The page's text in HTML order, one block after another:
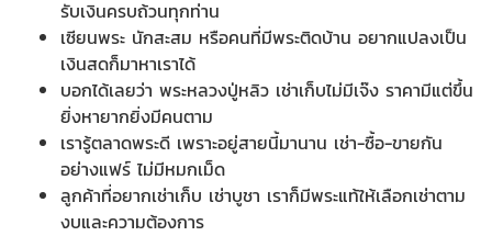
รับเงินครบถ้วนทุกท่าน
เซียนพระ นักสะสม หรือคนที่มีพระติดบ้าน อยากแปลงเป็น
เงินสดก็มาหาเราได้
บอกได้เลยว่า พระหลวงปู่หลิว เช่าเก็บไม่มีเจ๊ง ราคามีแต่ขึ้น
ยิ่งหายากยิ่งมีคนตาม
เรารู้ตลาดพระดี เพราะอยู่สายนี้มานาน เช่า-ซื้อ-ขายกัน
อย่างแฟร์ ไม่มีหมกเม็ด
ลูกค้าที่อยากเช่าเก็บ เช่าบูชา เราก็มีพระแท้ให้เลือกเช่าตาม
งบและความต้องการ